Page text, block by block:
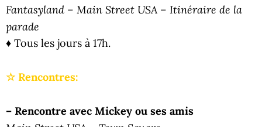
Fantasyland – Main Street USA – Itinéraire de la
parade
♦ Tous les jours à 17h.
☆ Rencontres:
– Rencontre avec Mickey ou ses amis